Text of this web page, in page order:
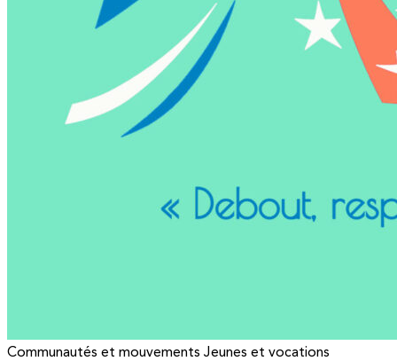
Communautés et mouvements Jeunes et vocations